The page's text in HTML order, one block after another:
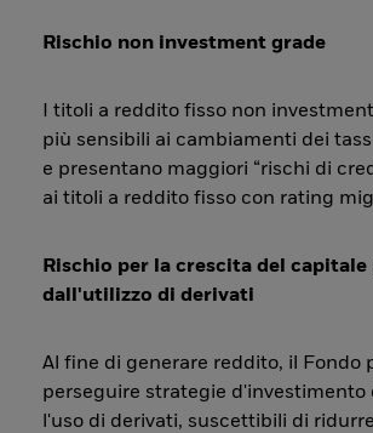
Rischio non investment grade
I titoli a reddito fisso non
più sensibili ai cambiamenti dei
e presentano maggiori “rischi di
ai titoli a reddito fisso con rating
Rischio per la crescita del capitale
dall'utilizzo di derivati
Al fine di generare reddito, il Fondo
perseguire strategie d'investimento
l'uso di derivati, suscettibili di